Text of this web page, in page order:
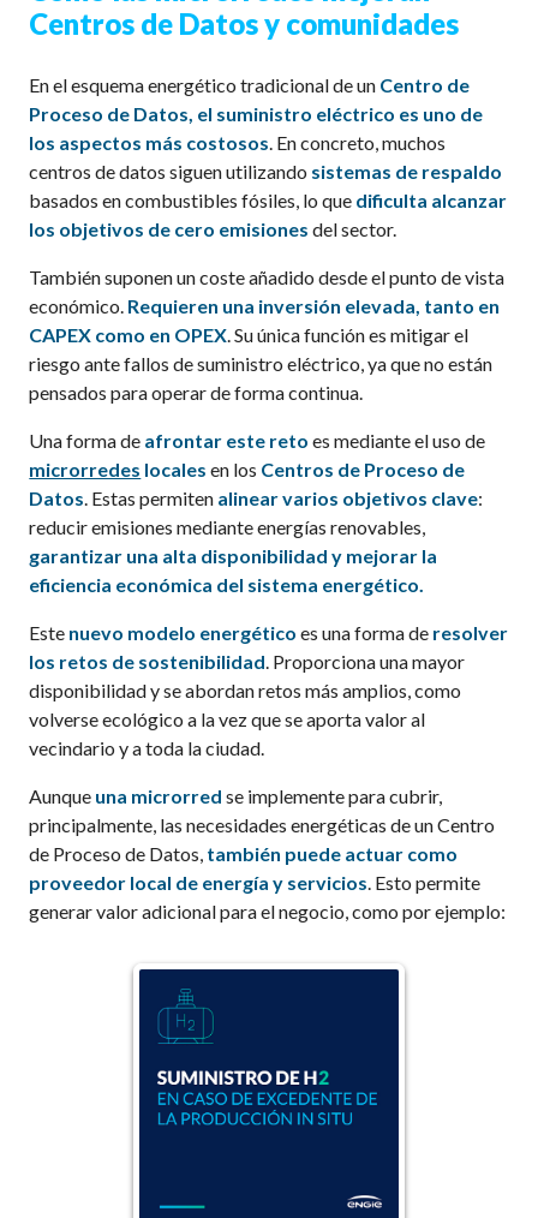
Centros de Datos y comunidades
En el esquema energético tradicional de un Centro de
Proceso de Datos, el suministro eléctrico es uno de
los aspectos más costosos. En concreto, muchos
centros de datos siguen utilizando sistemas de respaldo
basados en combustibles fósiles, lo que dificulta alcanzar
los objetivos de cero emisiones del sector.
También suponen un coste añadido desde el punto de vista
económico. Requieren una inversión elevada, tanto en
CAPEX como en OPEX. Su única función es mitigar el
riesgo ante fallos de suministro eléctrico, ya que no están
pensados para operar de forma continua.
Una forma de afrontar este reto es mediante el uso de
microrredes localesen los Centros de Proceso de
Datos. Estas permiten alinear varios objetivos clave:
reducir emisiones mediante energías renovables,
garantizar una alta disponibilidad y mejorar la
eficiencia económica del sistema energético.
Este nuevo modelo energético es una forma de resolver
los retos de sostenibilidad. Proporciona una mayor
disponibilidad y se abordan retos más amplios, como
volverse ecológico a la vez que se aporta valor al
vecindario y a toda la ciudad.
Aunque una microrred se implemente para cubrir,
principalmente, las necesidades energéticas de un Centro
de Proceso de Datos, también puede actuar como
proveedor local de energía y servicios. Esto permite
generar valor adicional para el negocio, como por ejemplo: